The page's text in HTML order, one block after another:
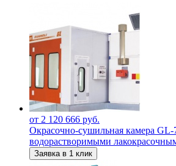
от 2 120 666 руб.
Окрасочно-сушильная камера GL-
водорастворимыми
Заявка в 1 клик